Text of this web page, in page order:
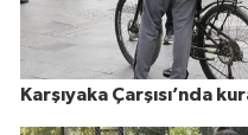
Karşıyaka Çarşısı’nda